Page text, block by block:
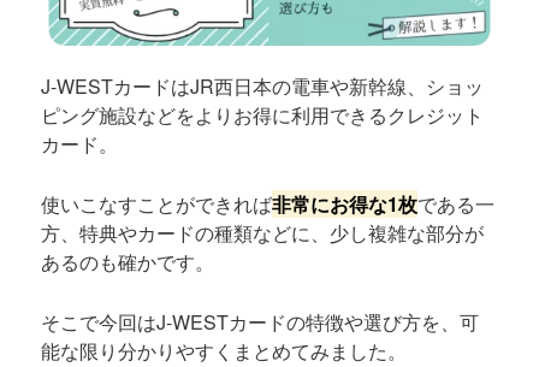
J-WESTカードはJR西日本の電車や新幹線、ショッ
ピング施設などをよりお得に利用できるクレジット
カード。
使いこなすことができれば非常にお得な1枚である一
方、特典やカードの種類などに、少し複雑な部分が
あるのも確かです。
そこで今回はJ-WESTカードの特徴や選び方を、可
能な限り分かりやすくまとめてみました。